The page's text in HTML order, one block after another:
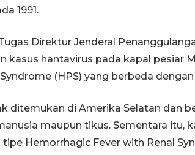
1991.
Direktur Jenderal
kasus hantavirus pada kapal pesiar
(HPS) yang berbeda
ditemukan di Amerika Selatan dan
maupun tikus. Sementara itu,
Hemorrhagic Fever with Renal